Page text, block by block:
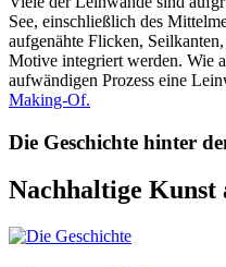
See, einschließlich des
aufgenähte Flicken,
Motive integriert werden. Wie
aufwändigen Prozess eine
Making-Of.
Die Geschichte hinter
Nachhaltige Kunst